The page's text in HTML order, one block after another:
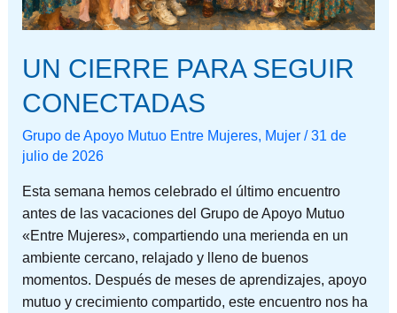
UN CIERRE PARA SEGUIR
CONECTADAS
Grupo de Apoyo Mutuo Entre Mujeres, Mujer/31 de
julio de 2026
Esta semana hemos celebrado el último encuentro
antes de las vacaciones del Grupo de Apoyo Mutuo
«Entre Mujeres», compartiendo una merienda en un
ambiente cercano, relajado y lleno de buenos
momentos. Después de meses de aprendizajes, apoyo
mutuo y crecimiento compartido, este encuentro nos ha